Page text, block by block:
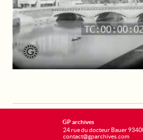
GP archives
24 rue du docteur Bauer
contact@gparchives.com